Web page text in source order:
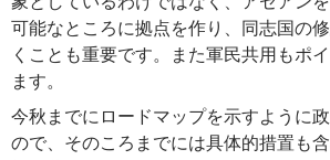
可能なところに拠点を作り、同志国の
くことも重要です。また軍民共用もポ
ます。
今秋までにロードマップを示すように
ので、そのころまでには具体的措置も